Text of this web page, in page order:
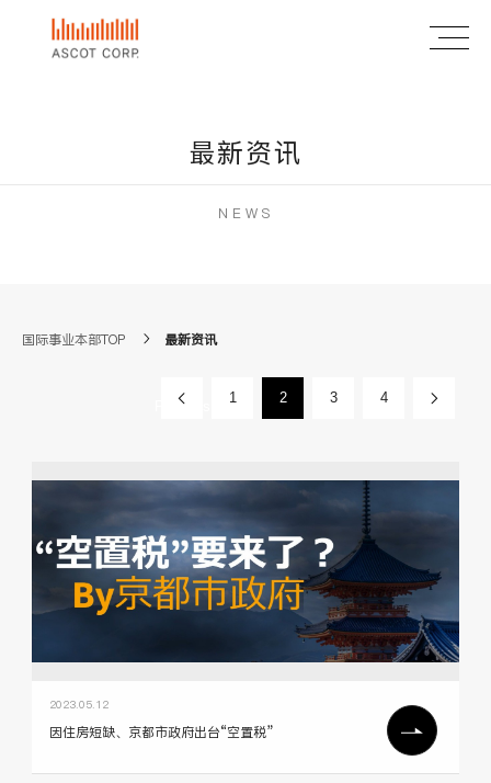
NEWS
最新资讯
国际事业本部TOP 最新资讯
«
Previous
1 2 3 4 Next »
2023.05.12
因住房短缺、京都市政府出台“空置税”